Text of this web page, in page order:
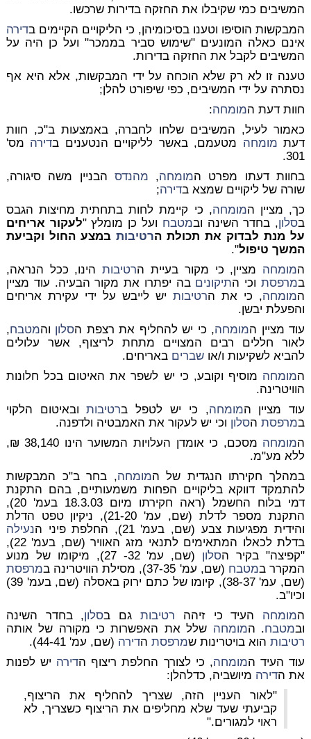
המשיבים כמי שקיבלו את החזקה בדירות שרכשו.
המבקשות הוסיפו וטענו בסיכומיהן, כי הליקויים הקיימים בדירה
אינם כאלה המונעים "שימוש סביר בממכר" ועל כן היה על
המשיבים לקבל את החזקה בדירות.
טענה זו לא רק שלא הוכחה על ידי המבקשות, אלא היא אף
נסתרה על ידי המשיבים, כפי שיפורט להלן;
חוות דעת המומחה:
כאמור לעיל, המשיבים שלחו לחברה, באמצעות ב"כ, חוות
דעת מומחה מטעמם, באשר לליקויים הנטענים בדירה מס'
301.
בחוות דעתו מפרט המומחה, מהנדס הבניין משה סיגורה,
שורה של ליקויים שמצא בדירה;
כך, מציין המומחה, כי קיימת לחות בתחתית מחיצות הגבס
בסלון, בחדר השינה ובמטבח ועל כן מומלץ "לעקור אריחים
על מנת לבדוק את תכולת הרטיבות במצע החול וקביעת
המשך טיפול".
המומחה מציין, כי מקור בעיית הרטיבותהינו, ככל הנראה,
במרפסתוכי התיקונים בה יפתרו את מקור הבעיה. עוד מציין
המומחה, כי את הרטיבותיש לייבש על ידי עקירת אריחים
והפעלת יבשן.
עוד מציין המומחה, כי יש להחליף את רצפת הסלון והמטבח,
לאור חללים רבים המצויים מתחת לריצוף, אשר עלולים
להביא לשקיעות ו/או שברים באריחים.
המומחה מוסיף וקובע, כי יש לשפר את האיטום בכל חלונות
הוויטרינה.
עוד מציין המומחה, כי יש לטפל ברטיבותובאיטום הלקוי
במרפסתהסלון וכי יש לעקור את האמבטיה ולדפנה.
המומחה
מסכם, כי אומדן העלויות המשוער הינו 38,140 ₪,
ללא מע"מ.
במהלך חקירתו הנגדית של המומחה, בחר ב"כ המבקשות
להתמקד דווקא בליקויים הפחות משמעותיים, בהם התקנת
דמי בלוח החשמל (ראה חקירתו מיום 18.3.03 בעמ' 20),
התקנת מספר לדלת (שם, עמ' 21-20), ניקיון טפט הדלת
והידית מפגיעות צבע (שם, בעמ' 21), החלפת פיני ה
נעילה
בדלת לכאלו המתאימים לתנאי מזג האוויר (שם, בעמ' 22),
"קפיצה" בקיר הסלון
(שם, עמ' 32- 27), מיקומו של מנוע
המקרר במטבח (שם, עמ' 37-35), מסילת הוויטרינה ב
מרפסת
(שם, עמ' 38-37), קיומו של כתם ירוק באסלה (שם, בעמ' 39)
וכיו"ב.
המומחה העיד כי זיהה רטיבותגם בסלון, בחדר השינה
ובמטבח. המומחה שלל את האפשרות כי מקורה של אותה
רטיבותהוא בויטרינות שמרפסתהדירה (שם, עמ' 44-41).
עוד העיד המומחה, כי לצורך החלפת ריצוף הדירה יש לפנות
את הדירה מיושביה, כדלהלן:
"לאור העניין הזה, שצריך להחליף את הריצוף,
קביעתי שעד שלא מחליפים את הריצוף כשצריך, לא
ראוי למגורים."